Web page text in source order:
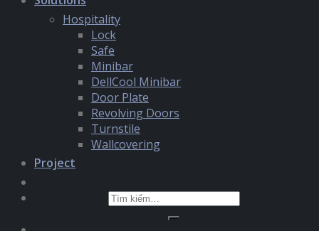
Hospitality
Lock
Safe
Minibar
DellCool Minibar
Door Plate
Revolving Doors
Turnstile
Wallcovering
Project
Tìm